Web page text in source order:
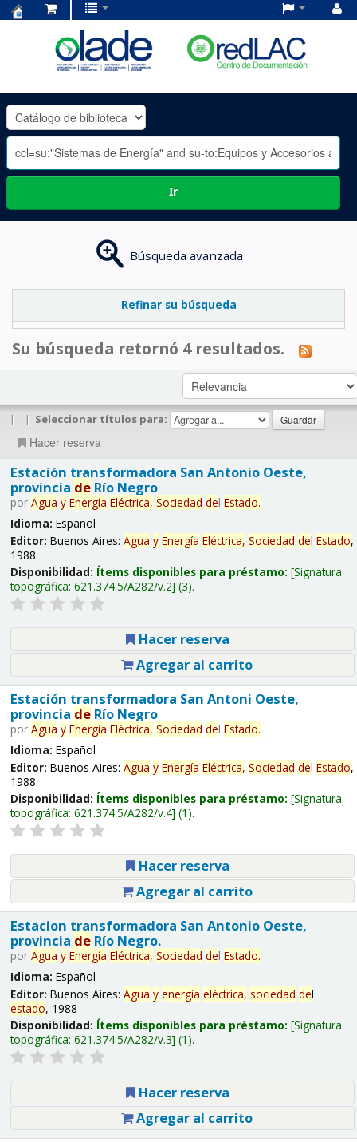
OLADE
-
Ir
Búsqueda avanzada
Refinar su búsqueda
Su búsqueda retornó 4 resultados.
| | Seleccionar títulos para:
Hacer reserva
Estación transformadora San Antonio Oeste,
provincia deRío Negro
por Agua y Energía Eléctrica, Sociedad del Estado.
Idioma: Español
Editor: Buenos Aires: Agua y Energía Eléctrica, Sociedad del Estado,
1988
Disponibilidad: Ítems disponibles para préstamo: Signatura
topográfica: 621.374.5/A282/v.2 (3).
Hacer reserva
Agregar al carrito
Estación transformadora San Antoni Oeste,
provincia deRío Negro
por Agua y Energía Eléctrica, Sociedad del Estado.
Idioma: Español
Editor: Buenos Aires: Agua y Energía Eléctrica, Sociedad del Estado,
1988
Disponibilidad: Ítems disponibles para préstamo: Signatura
topográfica: 621.374.5/A282/v.4 (1).
Hacer reserva
Agregar al carrito
Estacion transformadora San Antonio Oeste,
provincia deRío Negro.
por Agua y Energía Eléctrica, Sociedad del Estado.
Idioma: Español
Editor: Buenos Aires: Agua y energía eléctrica, sociedad del
estado, 1988
Disponibilidad: Ítems disponibles para préstamo: Signatura
topográfica: 621.374.5/A282/v.3 (1).
Hacer reserva
Agregar al carrito